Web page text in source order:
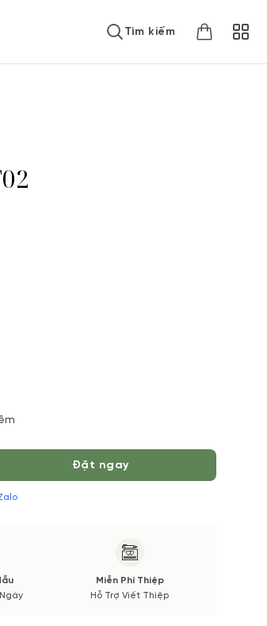
Tìm kiếm
phục vụ tốt nhất. Màu hoa có thể
Đặt ngay
Miễn Phí Thiệp
Hỗ Trợ Viết Thiệp